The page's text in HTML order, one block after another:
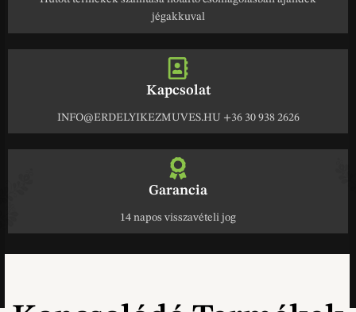
jégakkuval
Kapcsolat
INFO@ERDELYIKEZMUVES.HU +36 30 938 2626
Garancia
14 napos visszavételi jog